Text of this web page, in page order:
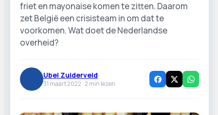
friet en mayonaise komen te zitten. Daarom
zet België een crisisteam in om dat te
voorkomen. Wat doet de Nederlandse
overheid?
Ubel Zuiderveld
31 maart 2022 ·2 min lezen